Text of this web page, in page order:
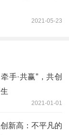
2021-05-23
手·共赢”，共创
2021-01-01
新高：不平凡的